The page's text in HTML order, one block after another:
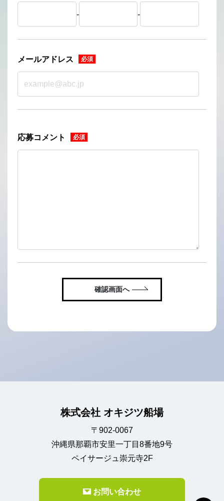
- -
メールアドレス
応募コメント
確認画面へ
株式会社 オキジツ船場
〒902-0067
沖縄県那覇市安里一丁目8番地9号
ペイサージュ崇元寺2F
お問い合わせ